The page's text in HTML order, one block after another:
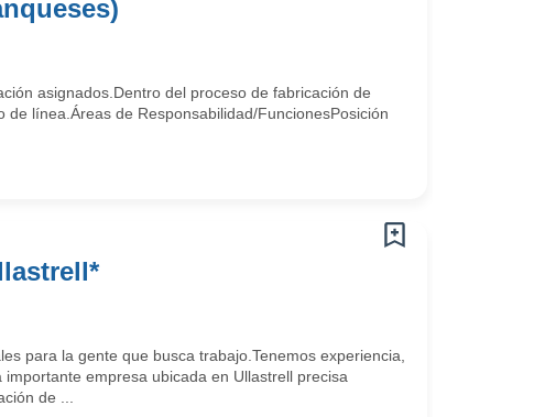
asignados.Dentro del proceso de fabricación de
línea.Áreas de Responsabilidad/FuncionesPosición
para la gente que busca trabajo.Tenemos experiencia,
empresa ubicada en Ullastrell precisa
de ...